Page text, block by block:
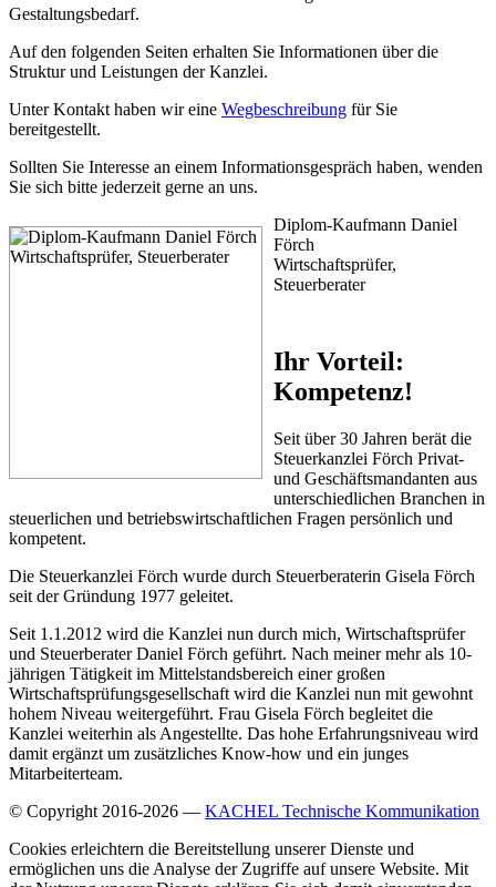
Gestaltungsbedarf.
Auf den folgenden Seiten erhalten Sie Informationen über die
Struktur und Leistungen der Kanzlei.
Unter Kontakt haben wir eine Wegbeschreibung für Sie
bereitgestellt.
Sollten Sie Interesse an einem Informationsgespräch haben, wenden
Sie sich bitte jederzeit gerne an uns.
Diplom-Kaufmann Daniel
Förch
Wirtschaftsprüfer,
Steuerberater
Ihr Vorteil:
Kompetenz!
Seit über 30 Jahren berät die
Steuerkanzlei Förch Privat-
und Geschäftsmandanten aus
unterschiedlichen Branchen in
steuerlichen und betriebswirtschaftlichen Fragen persönlich und
kompetent.
Die Steuerkanzlei Förch wurde durch Steuerberaterin Gisela Förch
seit der Gründung 1977 geleitet.
Seit 1.1.2012 wird die Kanzlei nun durch mich, Wirtschaftsprüfer
und Steuerberater Daniel Förch geführt. Nach meiner mehr als 10-
jährigen Tätigkeit im Mittelstandsbereich einer großen
Wirtschaftsprüfungsgesellschaft wird die Kanzlei nun mit gewohnt
hohem Niveau weitergeführt. Frau Gisela Förch begleitet die
Kanzlei weiterhin als Angestellte. Das hohe Erfahrungsniveau wird
damit ergänzt um zusätzliches Know-how und ein junges
Mitarbeiterteam.
© Copyright 2016-2026 — KACHEL Technische Kommunikation
Cookies erleichtern die Bereitstellung unserer Dienste und
ermöglichen uns die Analyse der Zugriffe auf unsere Website. Mit